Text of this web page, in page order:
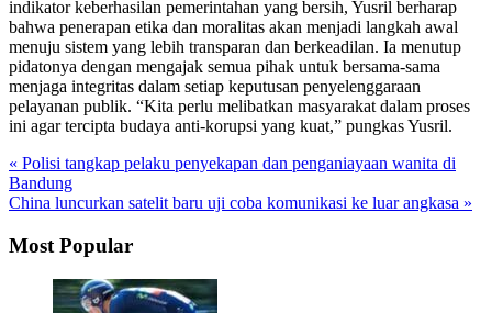
indikator keberhasilan pemerintahan yang bersih, Yusril berharap
bahwa penerapan etika dan moralitas akan menjadi langkah awal
menuju sistem yang lebih transparan dan berkeadilan. Ia menutup
pidatonya dengan mengajak semua pihak untuk bersama-sama
menjaga integritas dalam setiap keputusan penyelenggaraan
pelayanan publik. “Kita perlu melibatkan masyarakat dalam proses
ini agar tercipta budaya anti-korupsi yang kuat,” pungkas Yusril.
« Polisi tangkap pelaku penyekapan dan penganiayaan wanita di
Bandung
China luncurkan satelit baru uji coba komunikasi ke luar angkasa »
Most Popular